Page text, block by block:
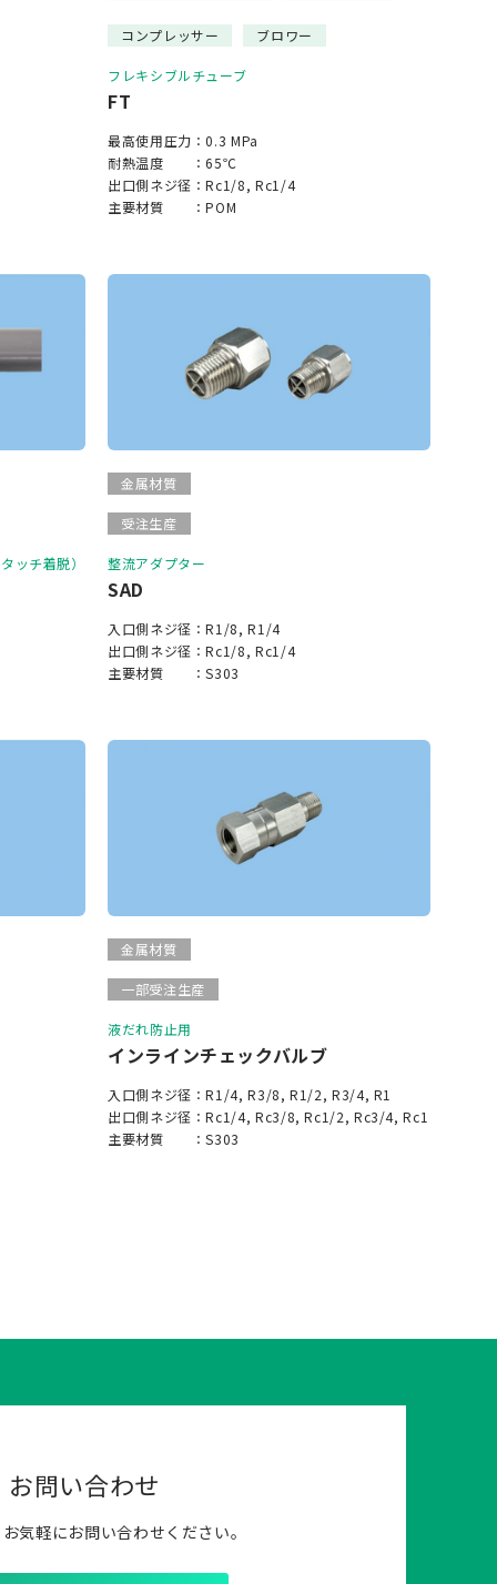
コンプレッサー ブロワー
フレキシブルチューブ
FT
最高使用圧力：0.3 MPa
耐熱温度 ：65℃
出口側ネジ径：Rc1/8, Rc1/4
主要材質 ：POM
ッチ着脱）
金属材質
受注生産
整流アダプター
SAD
入口側ネジ径：R1/8, R1/4
出口側ネジ径：Rc1/8, Rc1/4
主要材質 ：S303
金属材質
一部受注生産
液だれ防止用
インラインチェックバルブ
入口側ネジ径：R1/4, R3/8, R1/2, R3/4, R1
出口側ネジ径：Rc1/4, Rc3/8, Rc1/2, Rc3/4, Rc1
主要材質 ：S303
お問い合わせ
気軽にお問い合わせください。